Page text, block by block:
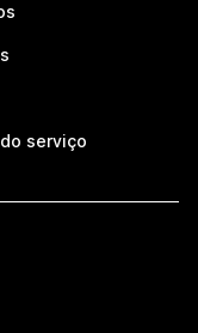
serviço